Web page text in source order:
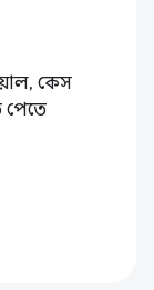
কেস
পেতে